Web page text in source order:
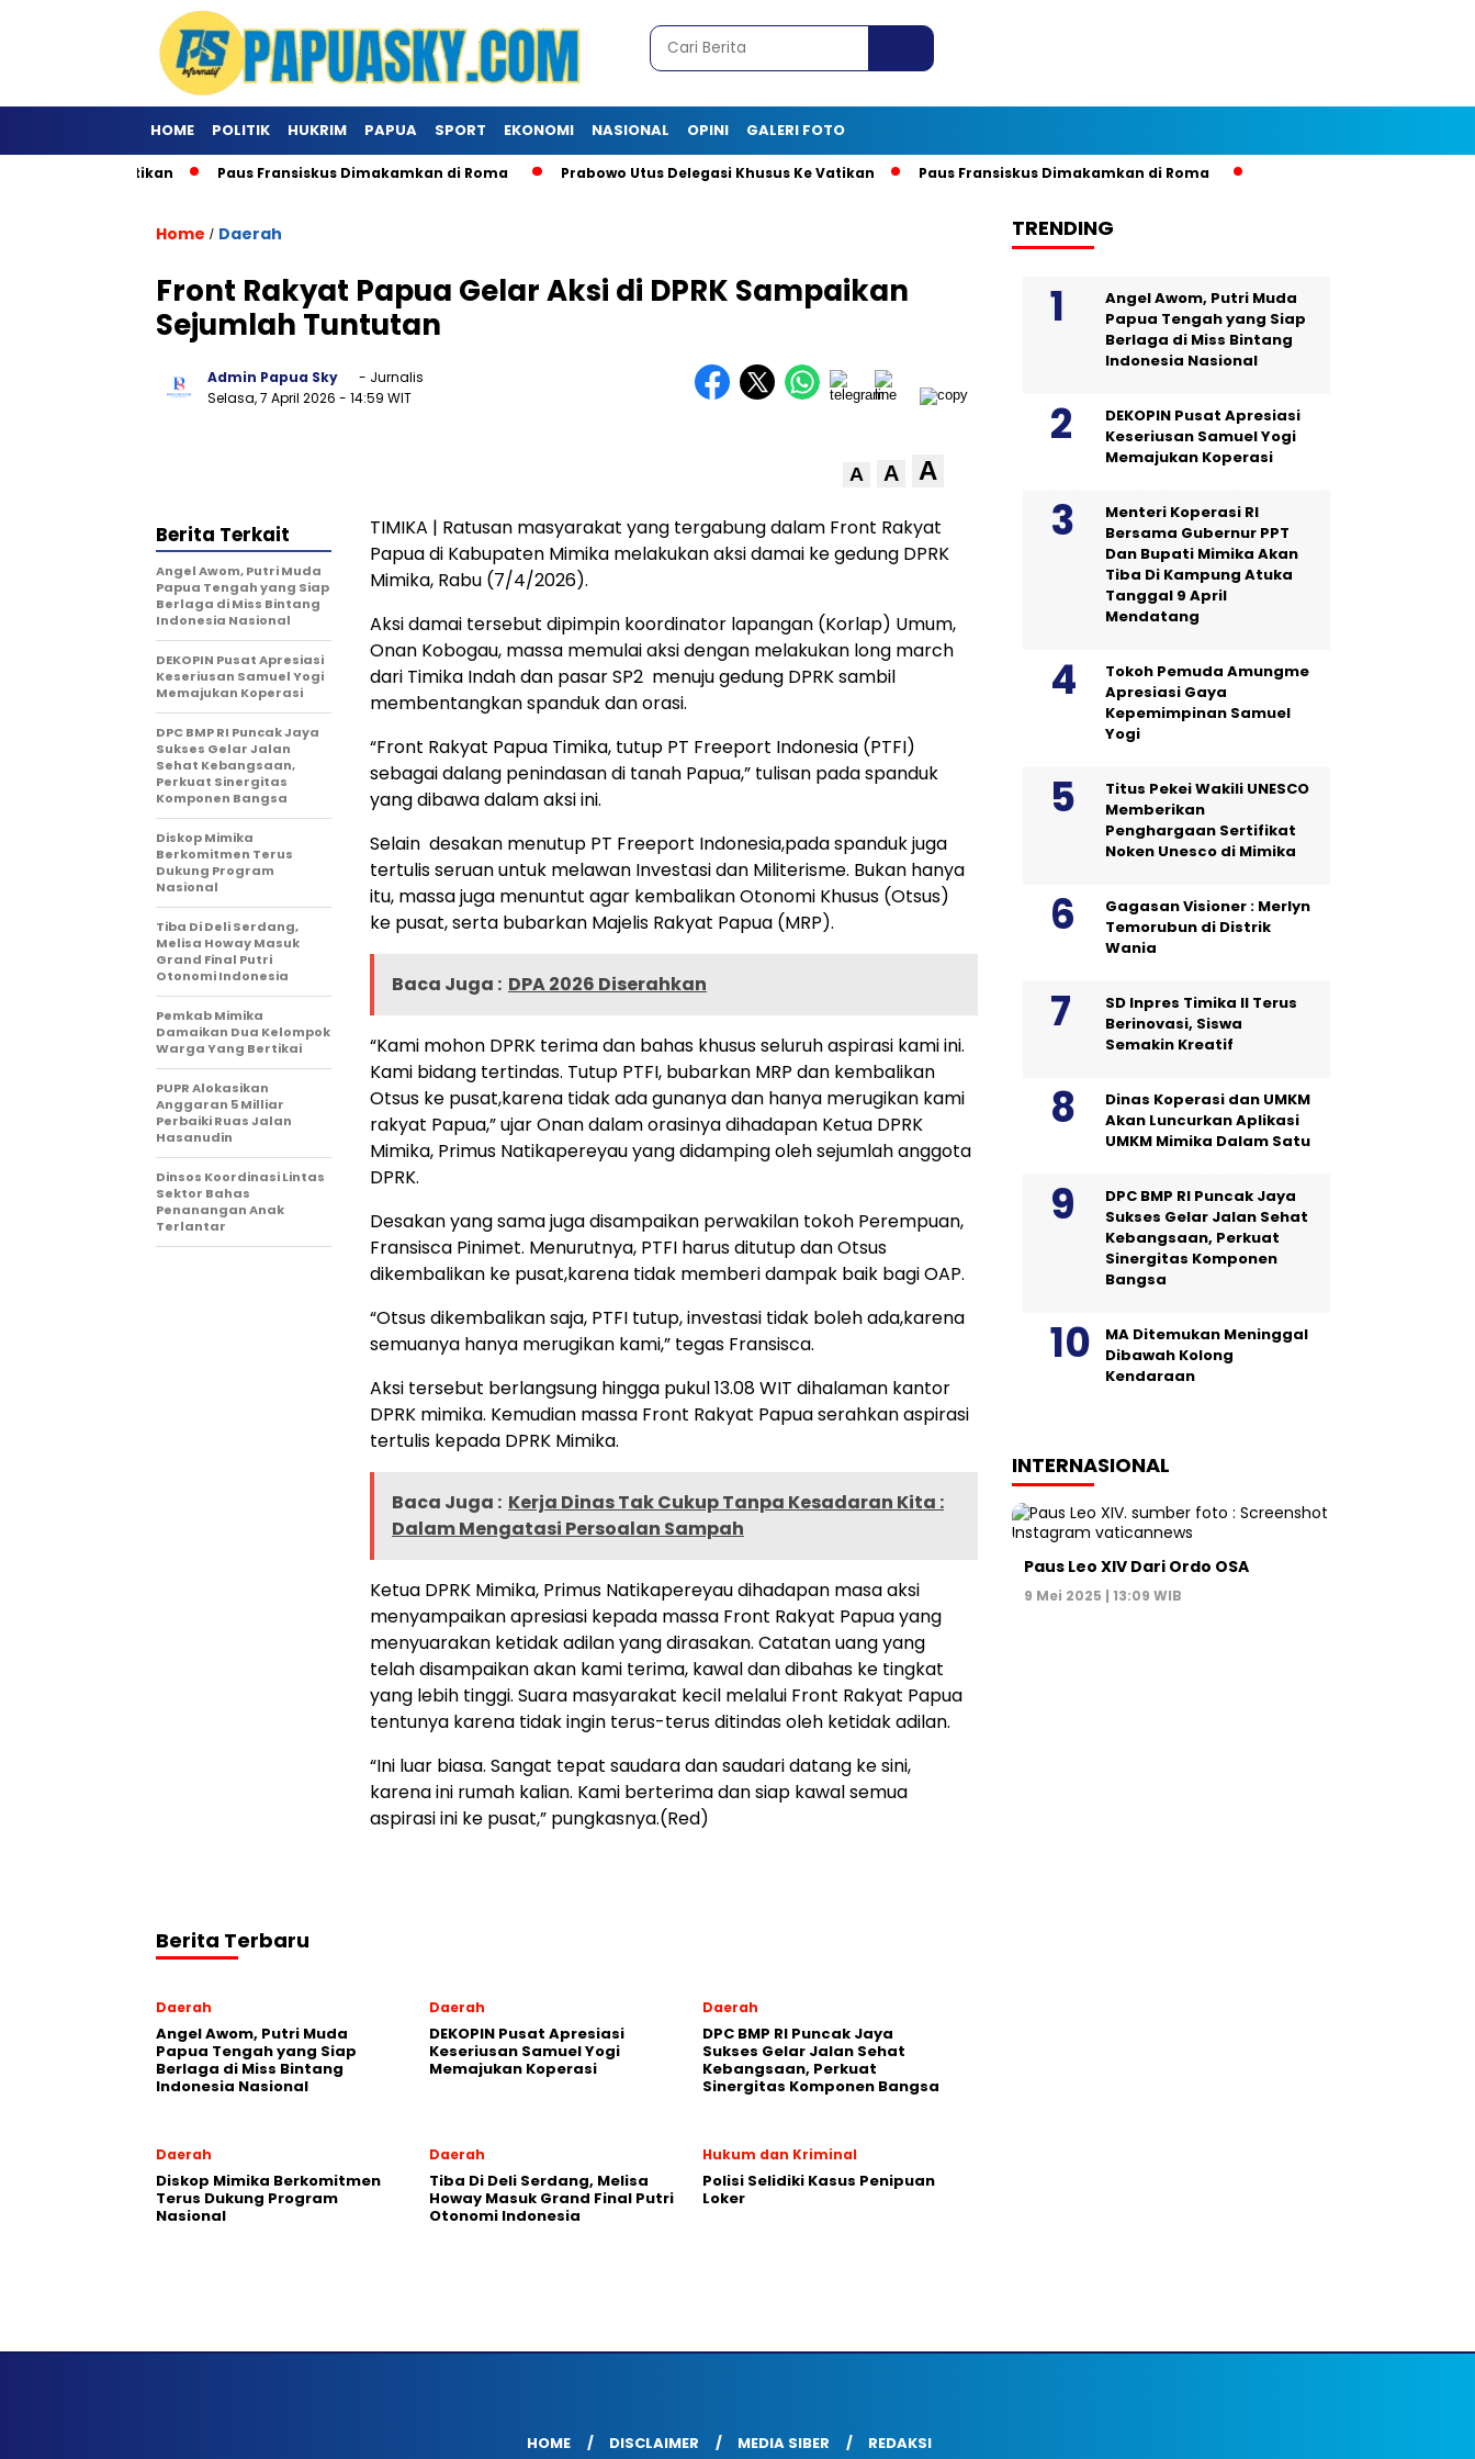
HOME POLITIK HUKRIM PAPUA SPORT EKONOMI NASIONAL OPINI GALERI FOTO
Khusus Ke Vatikan Paus Fransiskus Dimakamkan di Roma Prabowo Utus Delegasi Khusus Ke Vatikan Paus Fransiskus Dimakamkan di Roma
Home / Daerah
Front Rakyat Papua Gelar Aksi di DPRK Sampaikan
Sejumlah Tuntutan
Admin Papua Sky
- Jurnalis
Selasa, 7 April 2026 - 14:59 WIT
A A A
TIMIKA | Ratusan masyarakat yang tergabung dalam Front Rakyat
Papua di Kabupaten Mimika melakukan aksi damai ke gedung DPRK
Mimika, Rabu (7/4/2026).
Aksi damai tersebut dipimpin koordinator lapangan (Korlap) Umum,
Onan Kobogau, massa memulai aksi dengan melakukan long march
dari Timika Indah dan pasar SP2 menuju gedung DPRK sambil
membentangkan spanduk dan orasi.
“Front Rakyat Papua Timika, tutup PT Freeport Indonesia (PTFI)
sebagai dalang penindasan di tanah Papua,” tulisan pada spanduk
yang dibawa dalam aksi ini.
Selain desakan menutup PT Freeport Indonesia,pada spanduk juga
tertulis seruan untuk melawan Investasi dan Militerisme. Bukan hanya
itu, massa juga menuntut agar kembalikan Otonomi Khusus (Otsus)
ke pusat, serta bubarkan Majelis Rakyat Papua (MRP).
Baca Juga : DPA 2026 Diserahkan
“Kami mohon DPRK terima dan bahas khusus seluruh aspirasi kami ini.
Kami bidang tertindas. Tutup PTFI, bubarkan MRP dan kembalikan
Otsus ke pusat,karena tidak ada gunanya dan hanya merugikan kami
rakyat Papua,” ujar Onan dalam orasinya dihadapan Ketua DPRK
Mimika, Primus Natikapereyau yang didamping oleh sejumlah anggota
DPRK.
Desakan yang sama juga disampaikan perwakilan tokoh Perempuan,
Fransisca Pinimet. Menurutnya, PTFI harus ditutup dan Otsus
dikembalikan ke pusat,karena tidak memberi dampak baik bagi OAP.
“Otsus dikembalikan saja, PTFI tutup, investasi tidak boleh ada,karena
semuanya hanya merugikan kami,” tegas Fransisca.
Aksi tersebut berlangsung hingga pukul 13.08 WIT dihalaman kantor
DPRK mimika. Kemudian massa Front Rakyat Papua serahkan aspirasi
tertulis kepada DPRK Mimika.
Baca Juga : Kerja Dinas Tak Cukup Tanpa Kesadaran Kita :
Dalam Mengatasi Persoalan Sampah
Ketua DPRK Mimika, Primus Natikapereyau dihadapan masa aksi
menyampaikan apresiasi kepada massa Front Rakyat Papua yang
menyuarakan ketidak adilan yang dirasakan. Catatan uang yang
telah disampaikan akan kami terima, kawal dan dibahas ke tingkat
yang lebih tinggi. Suara masyarakat kecil melalui Front Rakyat Papua
tentunya karena tidak ingin terus-terus ditindas oleh ketidak adilan.
“Ini luar biasa. Sangat tepat saudara dan saudari datang ke sini,
karena ini rumah kalian. Kami berterima dan siap kawal semua
aspirasi ini ke pusat,” pungkasnya.(Red)
Berita Terkait
Angel Awom, Putri Muda
Papua Tengah yang Siap
Berlaga di Miss Bintang
Indonesia Nasional
DEKOPIN Pusat Apresiasi
Keseriusan Samuel Yogi
Memajukan Koperasi
DPC BMP RI Puncak Jaya
Sukses Gelar Jalan
Sehat Kebangsaan,
Perkuat Sinergitas
Komponen Bangsa
Diskop Mimika
Berkomitmen Terus
Dukung Program
Nasional
Tiba Di Deli Serdang,
Melisa Howay Masuk
Grand Final Putri
Otonomi Indonesia
Pemkab Mimika
Damaikan Dua Kelompok
Warga Yang Bertikai
PUPR Alokasikan
Anggaran 5 Milliar
Perbaiki Ruas Jalan
Hasanudin
Dinsos Koordinasi Lintas
Sektor Bahas
Penanangan Anak
Terlantar
Berita Terbaru
Daerah
Angel Awom, Putri Muda
Papua Tengah yang Siap
Berlaga di Miss Bintang
Indonesia Nasional
Daerah
DEKOPIN Pusat Apresiasi
Keseriusan Samuel Yogi
Memajukan Koperasi
Daerah
DPC BMP RI Puncak Jaya
Sukses Gelar Jalan Sehat
Kebangsaan, Perkuat
Sinergitas Komponen Bangsa
Daerah
Diskop Mimika Berkomitmen
Terus Dukung Program
Nasional
Daerah
Tiba Di Deli Serdang, Melisa
Howay Masuk Grand Final Putri
Otonomi Indonesia
Hukum dan Kriminal
Polisi Selidiki Kasus Penipuan
Loker
TRENDING
Angel Awom, Putri Muda
Papua Tengah yang Siap
Berlaga di Miss Bintang
Indonesia Nasional
DEKOPIN Pusat Apresiasi
Keseriusan Samuel Yogi
Memajukan Koperasi
Menteri Koperasi RI
Bersama Gubernur PPT
Dan Bupati Mimika Akan
Tiba Di Kampung Atuka
Tanggal 9 April
Mendatang
Tokoh Pemuda Amungme
Apresiasi Gaya
Kepemimpinan Samuel
Yogi
Titus Pekei Wakili UNESCO
Memberikan
Penghargaan Sertifikat
Noken Unesco di Mimika
Gagasan Visioner : Merlyn
Temorubun di Distrik
Wania
SD Inpres Timika II Terus
Berinovasi, Siswa
Semakin Kreatif
Dinas Koperasi dan UMKM
Akan Luncurkan Aplikasi
UMKM Mimika Dalam Satu
DPC BMP RI Puncak Jaya
Sukses Gelar Jalan Sehat
Kebangsaan, Perkuat
Sinergitas Komponen
Bangsa
MA Ditemukan Meninggal
Dibawah Kolong
Kendaraan
INTERNASIONAL
Paus Leo XIV Dari Ordo OSA
9 Mei 2025 | 13:09 WIB
HOME DISCLAIMER MEDIA SIBER REDAKSI